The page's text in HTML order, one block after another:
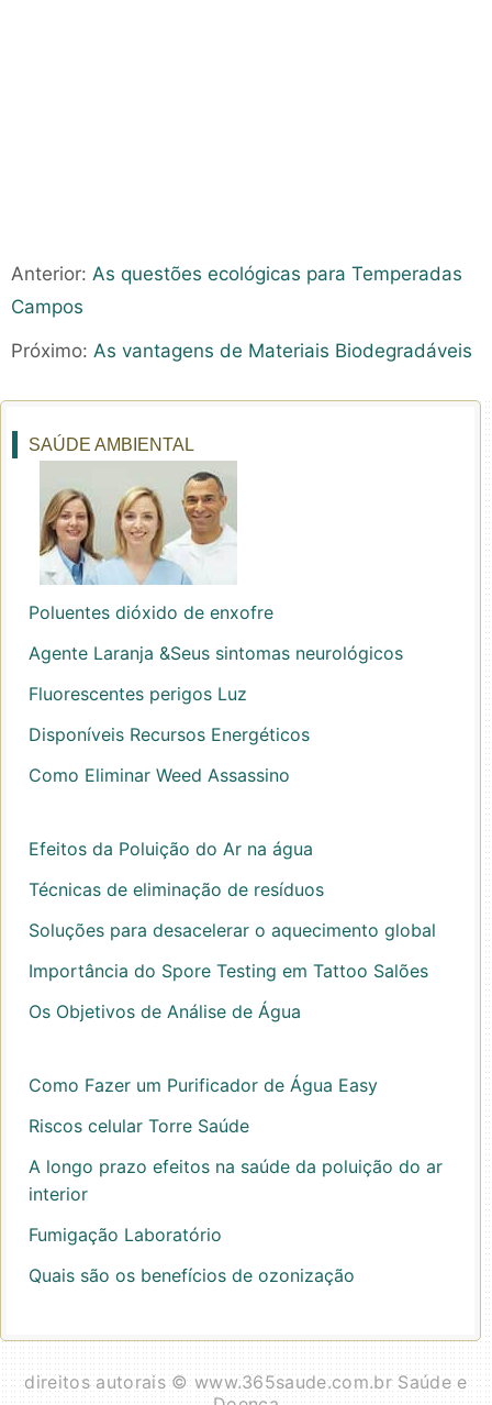
Anterior: As questões ecológicas para Temperadas
Campos
Próximo: As vantagens de Materiais Biodegradáveis ​​
SAÚDE AMBIENTAL
Poluentes dióxido de enxofre
Agente Laranja &Seus sintomas neurológicos
Fluorescentes perigos Luz
Disponíveis Recursos Energéticos
Como Eliminar Weed Assassino
Efeitos da Poluição do Ar na água
Técnicas de eliminação de resíduos
Soluções para desacelerar o aquecimento global
Importância do Spore Testing em Tattoo Salões
Os Objetivos de Análise de Água
Como Fazer um Purificador de Água Easy
Riscos celular Torre Saúde
A longo prazo efeitos na saúde da poluição do ar
interior
Fumigação Laboratório
Quais são os benefícios de ozonização
direitos autorais © www.365saude.com.br Saúde e